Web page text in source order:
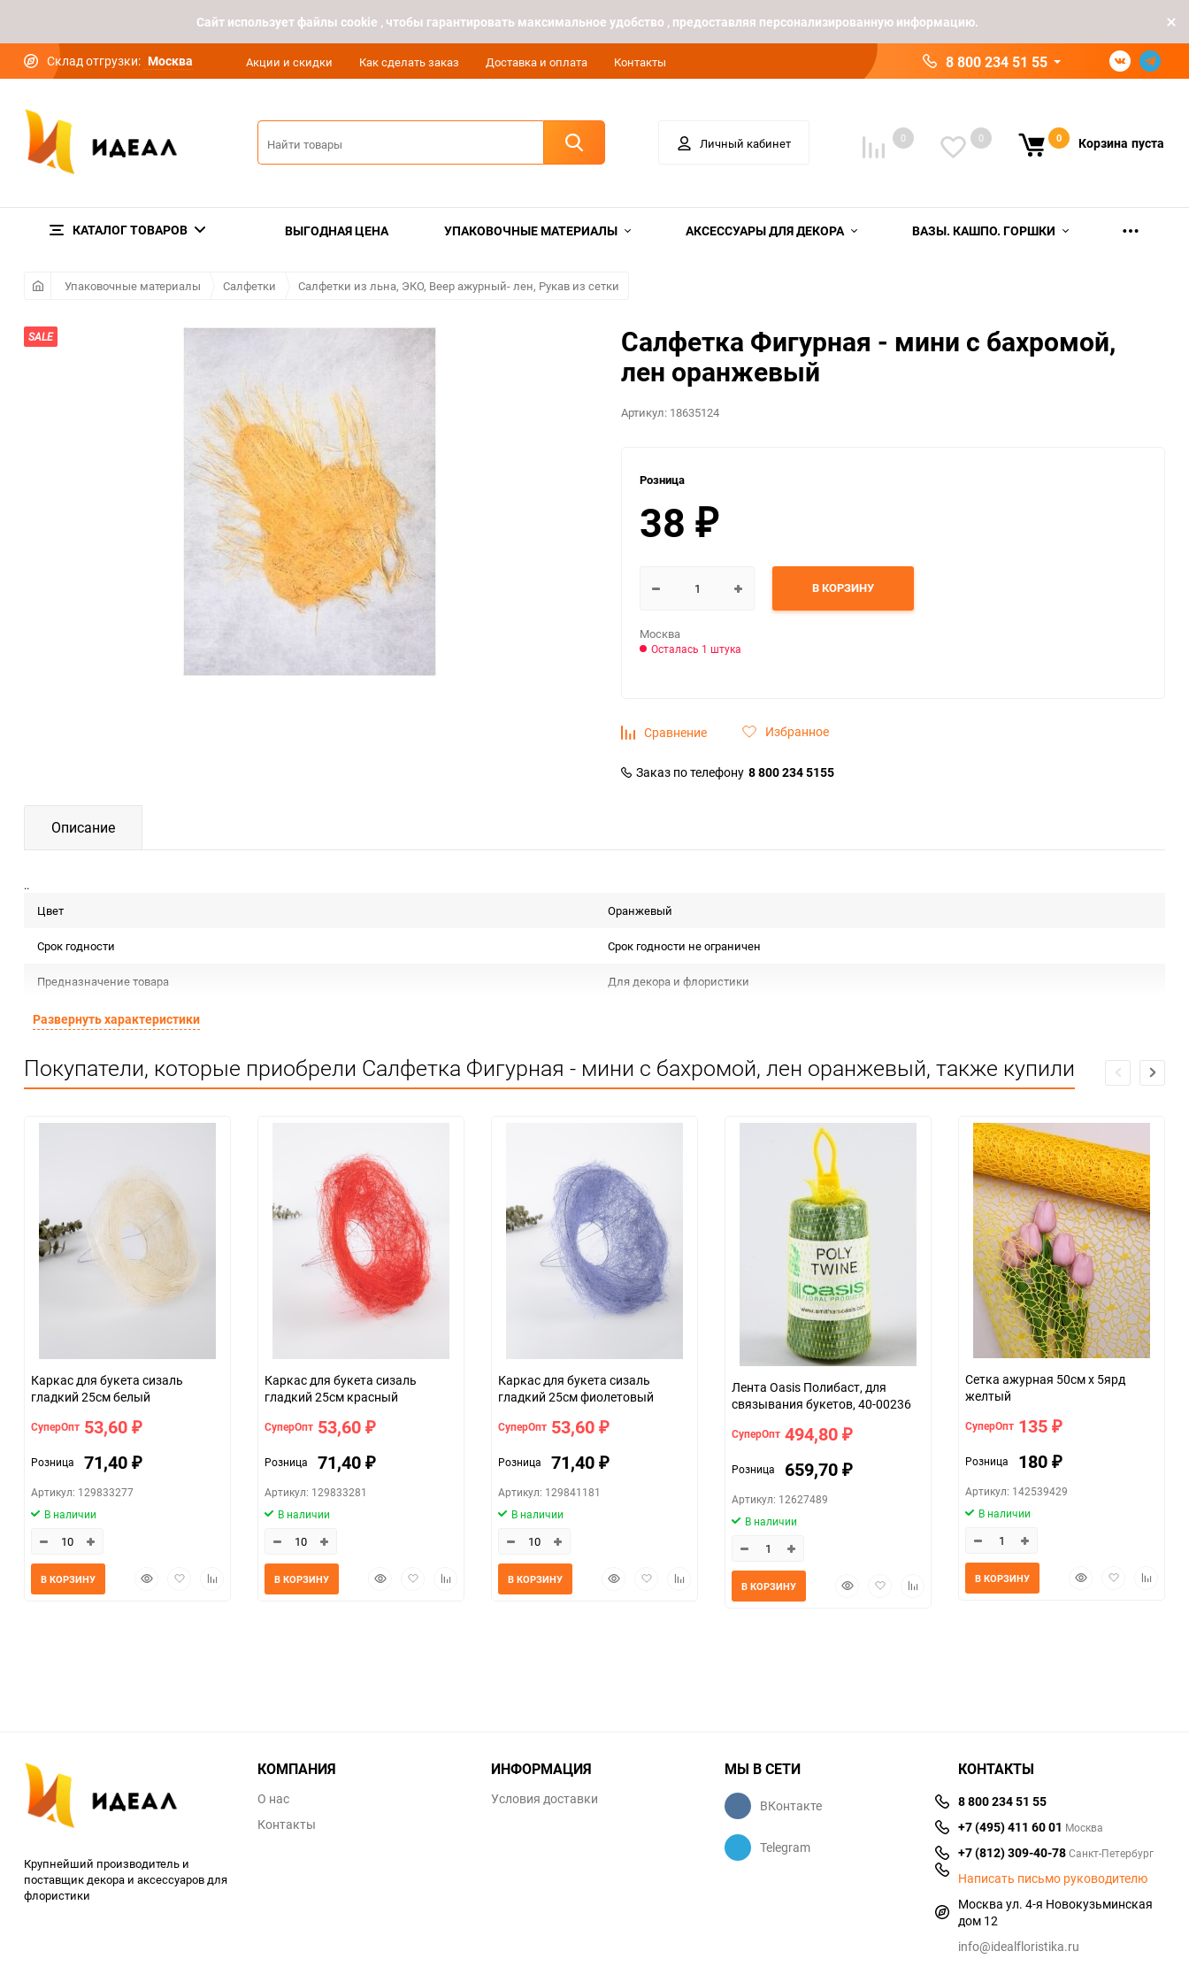
Cайт использует файлы cookie , чтобы гарантировать максимальное удобство , предоставляя персонализированную информацию.
Склад отгрузки: Москва Акции и скидки Как сделать заказ Доставка и оплата Контакты 8 800 234 51 55
Личный кабинет 0 0 0 Корзина пуста
КАТАЛОГ ТОВАРОВ ВЫГОДНАЯ ЦЕНА УПАКОВОЧНЫЕ МАТЕРИАЛЫ АКСЕССУАРЫ ДЛЯ ДЕКОРА ВАЗЫ. КАШПО. ГОРШКИ
Упаковочные материалы Салфетки Салфетки из льна, ЭКО, Веер ажурный- лен, Рукав из сетки
SALE
Салфетка Фигурная - мини с бахромой,
лен оранжевый
Артикул: 18635124
Розница
38 ₽
В КОРЗИНУ
Москва
Осталась 1 штука
Сравнение Избранное
Заказ по телефону 8 800 234 5155
Описание
..
Цвет
Оранжевый
Срок годности Срок годности не ограничен
Предназначение товара Для декора и флористики
Сертификация
Минимальное количество 1
Единица измерения
Развернуть характеристики
Покупатели, которые приобрели Салфетка Фигурная - мини с бахромой, лен оранжевый, также купили
Каркас для букета сизаль
гладкий 25см белый
СуперОпт 53,60 ₽
Розница 71,40 ₽
Артикул: 129833277
В наличии
БыстрыйДобавитьДобавить
В КОРЗИНУ
Каркас для букета сизаль
гладкий 25см красный
СуперОпт 53,60 ₽
Розница 71,40 ₽
Артикул: 129833281
В наличии
БыстрыйДобавитьДобавить
В КОРЗИНУ
Каркас для букета сизаль
гладкий 25см фиолетовый
СуперОпт 53,60 ₽
Розница 71,40 ₽
Артикул: 129841181
В наличии
БыстрыйДобавитьДобавить
В КОРЗИНУ
Лента Oasis Полибаст, для
связывания букетов, 40-00236
СуперОпт 494,80 ₽
Розница 659,70 ₽
Артикул: 12627489
В наличии
БыстрыйДобавитьДобавить
В КОРЗИНУ
Сетка ажурная 50см х 5ярд
желтый
СуперОпт 135 ₽
Розница 180 ₽
Артикул: 142539429
В наличии
БыстрыйДобавить
В КОРЗИНУ
Крупнейший производитель и
поставщик декора и аксессуаров для
флористики
КОМПАНИЯ
О нас
Контакты
ИНФОРМАЦИЯ
Условия доставки
МЫ В СЕТИ
ВКонтакте
Telegram
КОНТАКТЫ
8 800 234 51 55
+7 (495) 411 60 01 Москва
+7 (812) 309-40-78Санкт-Петербург
Написать письмо руководителю
Москва ул. 4-я Новокузьминская
дом 12
info@idealfloristika.ru